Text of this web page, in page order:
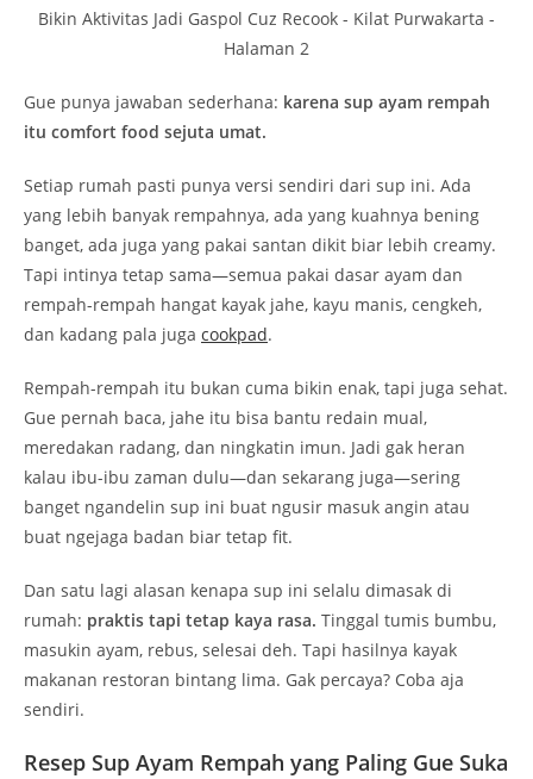
Gue punya jawaban sederhana: karena sup ayam rempah
itu comfort food sejuta umat.
Setiap rumah pasti punya versi sendiri dari sup ini. Ada
yang lebih banyak rempahnya, ada yang kuahnya bening
banget, ada juga yang pakai santan dikit biar lebih creamy.
Tapi intinya tetap sama—semua pakai dasar ayam dan
rempah-rempah hangat kayak jahe, kayu manis, cengkeh,
dan kadang pala juga cookpad.
Rempah-rempah itu bukan cuma bikin enak, tapi juga sehat.
Gue pernah baca, jahe itu bisa bantu redain mual,
meredakan radang, dan ningkatin imun. Jadi gak heran
kalau ibu-ibu zaman dulu—dan sekarang juga—sering
banget ngandelin sup ini buat ngusir masuk angin atau
buat ngejaga badan biar tetap fit.
Dan satu lagi alasan kenapa sup ini selalu dimasak di
rumah: praktis tapi tetap kaya rasa. Tinggal tumis bumbu,
masukin ayam, rebus, selesai deh. Tapi hasilnya kayak
makanan restoran bintang lima. Gak percaya? Coba aja
sendiri.
Resep Sup Ayam Rempah yang Paling Gue Suka